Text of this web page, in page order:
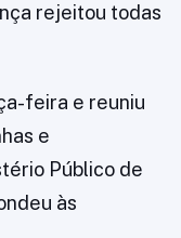
rejeitou todas
feira e reuniu
e
Público de
às